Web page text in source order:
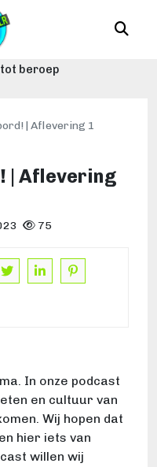
beroep
| Aflevering 1
| Aflevering
75
In onze podcast
en cultuur van
Wij hopen dat
hier iets van
willen wij